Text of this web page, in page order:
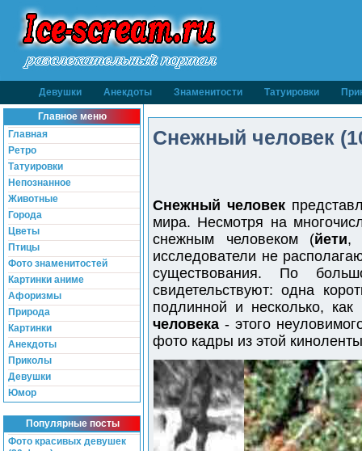
Девушки Анекдоты Знаменитости Татуировки
Главное меню
Главная
Ретро
Татуировки
Непознанное
Животные
Города
Цветы
Птицы
Фото знаменитостей
Картинки аниме
Афоризмы
Природа
Картинки
Анекдоты
Приколы
Девушки
Юмор
Популярные посты
Фото красивых девушек
Снежный человек
Снежный человек
мира. Несмотря на
снежным человеком (йети
исследователи не
существования. По
свидетельствуют: одна
подлинной и несколько,
человека - этого
фото кадры из этой